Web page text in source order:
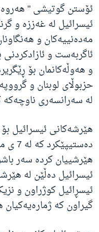
ئۆستن گوتیشی "
ئیسرائیل لە غەززە و
مەدەنییەکان و
ئاگربەست و
و هەوڵەکانمان بۆ
حزبوڵای لوبنان و
لە سەرانسەری ناوچەکە
هێرشەکانی ئیسرائیل
هێرشییان کردە سەر
گیراون کە ژمارەیەکیان